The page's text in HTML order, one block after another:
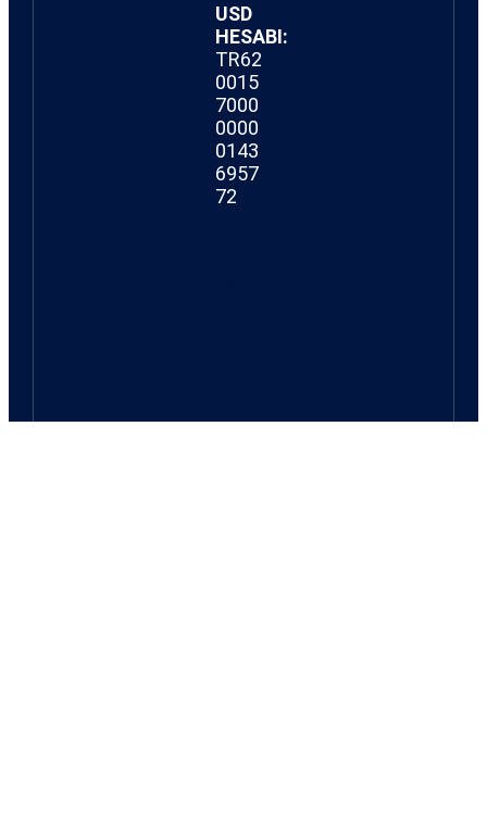
USD
HESABI:
TR62
0015
7000
0000
0143
6957
72